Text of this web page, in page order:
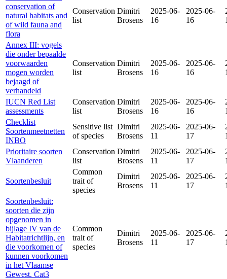
conservation of
natural habitats and
of wild fauna and
flora
Conservation
list
Dimitri
Brosens
2025-06-
16
2025-06-
16
Annex III: vogels
die onder bepaalde
voorwaarden
mogen worden
bejaagd of
verhandeld
Conservation
list
Dimitri
Brosens
2025-06-
16
2025-06-
16
IUCN Red List
assessments
Conservation
list
Dimitri
Brosens
2025-06-
16
2025-06-
16
Checklist
Soortenmeetnetten
INBO
Sensitive list
of species
Dimitri
Brosens
2025-06-
11
2025-06-
17
Prioritaire soorten
Vlaanderen
Conservation
list
Dimitri
Brosens
2025-06-
11
2025-06-
17
Soortenbesluit
Common
trait of
species
Dimitri
Brosens
2025-06-
11
2025-06-
17
Soortenbesluit:
soorten die zijn
opgenomen in
bijlage IV van de
Habitatrichtlijn, en
die voorkomen of
kunnen voorkomen
in het Vlaamse
Gewest. Cat3
Common
trait of
species
Dimitri
Brosens
2025-06-
11
2025-06-
17